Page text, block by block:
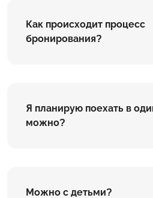
Как происходит процесс
бронирования?
Я планирую поехать в
можно?
Можно с детьми?